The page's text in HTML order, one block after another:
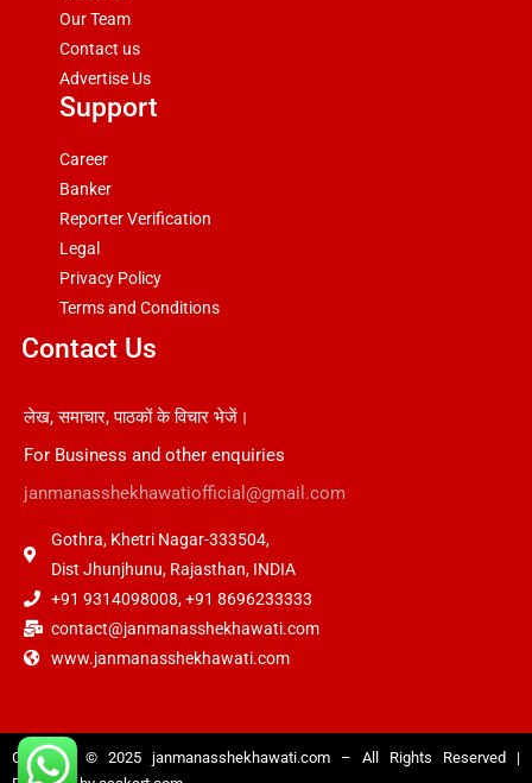
Our Team
Contact us
Advertise Us
Support
Career
Banker
Reporter Verification
Legal
Privacy Policy
Terms and Conditions
Contact Us
लेख, समाचार, पाठकों के विचार भेजें।
For Business and other enquiries
janmanasshekhawatiofficial@gmail.com
Gothra, Khetri Nagar-333504,
Dist Jhunjhunu, Rajasthan, INDIA
+91 9314098008, +91 8696233333
contact@janmanasshekhawati.com
www.janmanasshekhawati.com
Copyright © 2025 janmanasshekhawati.com – All Rights Reserved |